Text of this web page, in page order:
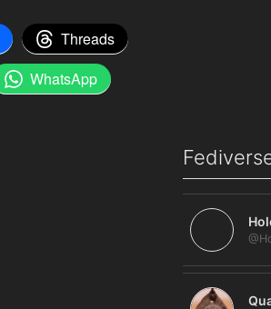
Threads
WhatsApp